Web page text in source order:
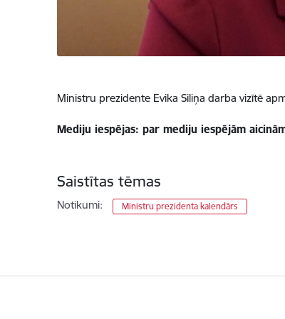
Ministru prezidente Evika Siliņa darba vizītē
Mediju iespējas: par mediju iespējām
Saistītas tēmas
Notikumi: Ministru prezidenta kalendārs